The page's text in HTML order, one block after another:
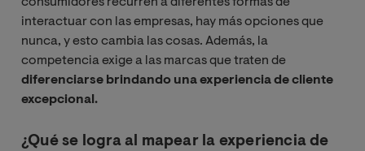
interactuar con las empresas, hay más opciones que
nunca, y esto cambia las cosas. Además, la
competencia exige a las marcas que traten de
diferenciarse brindando una experiencia de cliente
excepcional.
¿Qué se logra al mapear la experiencia de